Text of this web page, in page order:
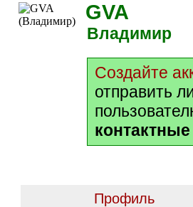
GVA
Владимир
Создайте
отправить
Профиль